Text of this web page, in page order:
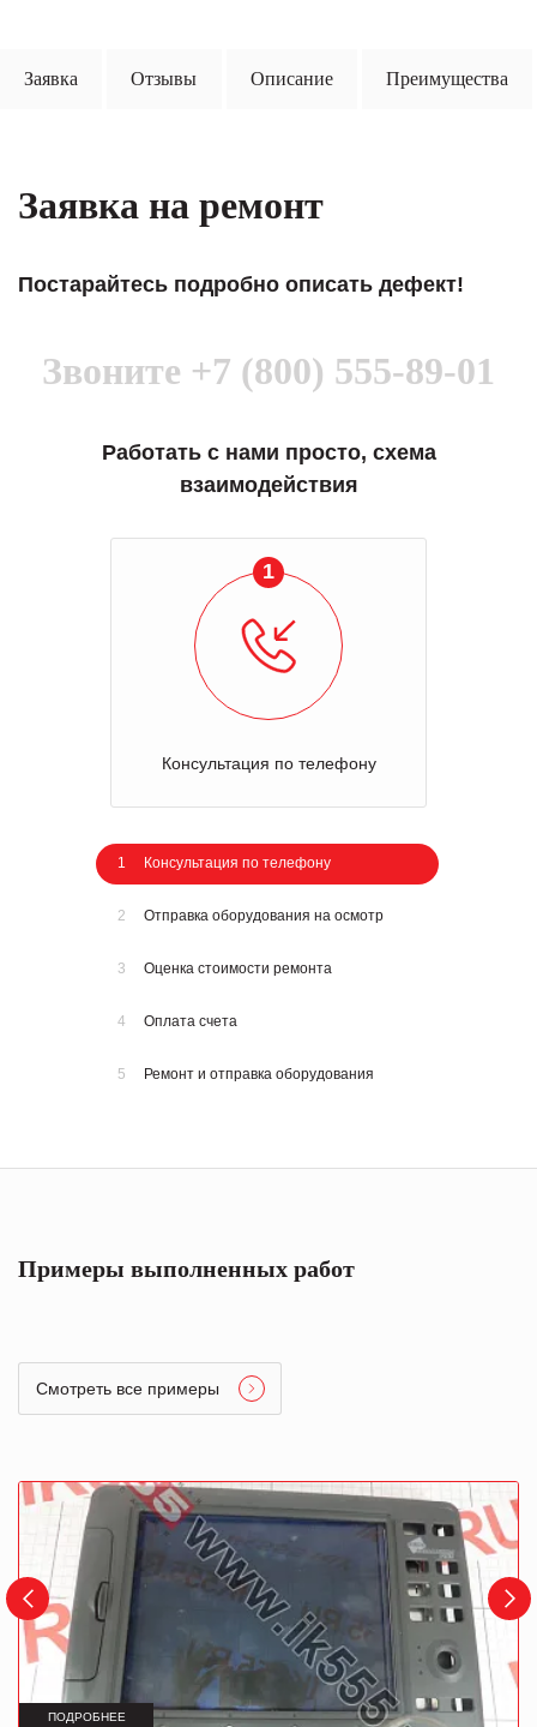
Заявка Отзывы Описание Преимущества
Заявка на ремонт
Постарайтесь подробно описать дефект!
Звоните +7 (800) 555-89-01
Работать с нами просто, схема
взаимодействия
1
Консультация по телефону
1 Консультация по телефону
2 Отправка оборудования на осмотр
3 Оценка стоимости ремонта
4 Оплата счета
5 Ремонт и отправка оборудования
Примеры выполненных работ
Смотреть все примеры
ПОДРОБНЕЕ